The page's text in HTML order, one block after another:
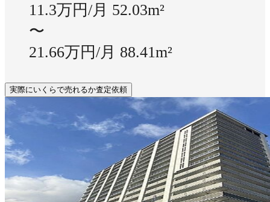
11.3万円/月 52.03m²
〜
21.66万円/月 88.41m²
実際にいくらで売れるか査定依頼